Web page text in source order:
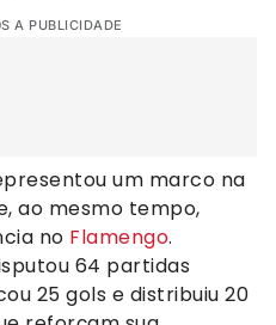
A PUBLICIDADE
um marco na
ao mesmo tempo,
no Flamengo.
64 partidas
25 gols e distribuiu 20